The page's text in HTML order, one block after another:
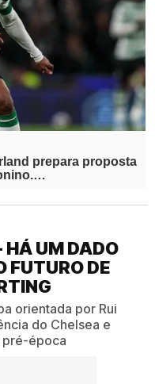
HÁ UM DADO
FUTURO DE
orientada por Rui
do Chelsea e
pré-época